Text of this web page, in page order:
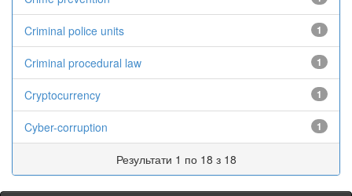
Criminal police units 1
Criminal procedural law 1
Cryptocurrency 1
Cyber-corruption 1
Результати 1 по 18 з 18